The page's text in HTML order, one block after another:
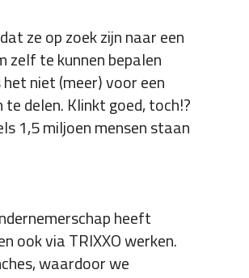
ze op zoek zijn naar een
zelf te kunnen bepalen
niet (meer) voor een
delen. Klinkt goed, toch!?
1,5 miljoen mensen staan
heeft
ook via TRIXXO werken.
waardoor we